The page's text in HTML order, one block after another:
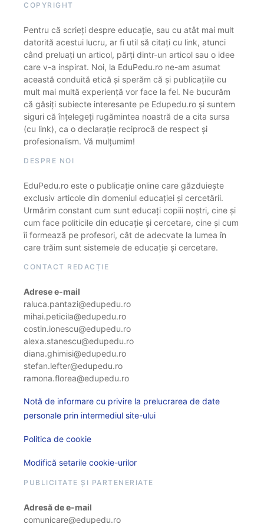
COPYRIGHT
Pentru că scrieți despre educație, sau cu atât mai mult
datorită acestui lucru, ar fi util să citați cu link, atunci
când preluați un articol, părți dintr-un articol sau o idee
care v-a inspirat. Noi, la EduPedu.ro ne-am asumat
această conduită etică și sperăm că și publicațiile cu
mult mai multă experiență vor face la fel. Ne bucurăm
că găsiți subiecte interesante pe Edupedu.ro și suntem
siguri că înțelegeți rugămintea noastră de a cita sursa
(cu link), ca o declarație reciprocă de respect și
profesionalism. Vă mulțumim!
DESPRE NOI
EduPedu.ro este o publicație online care găzduiește
exclusiv articole din domeniul educației și cercetării.
Urmărim constant cum sunt educați copiii noștri, cine și
cum face politicile din educație și cercetare, cine și cum
îi formează pe profesori, cât de adecvate la lumea în
care trăim sunt sistemele de educație și cercetare.
CONTACT REDACȚIE
Adrese e-mail
raluca.pantazi@edupedu.ro
mihai.peticila@edupedu.ro
costin.ionescu@edupedu.ro
alexa.stanescu@edupedu.ro
diana.ghimisi@edupedu.ro
stefan.lefter@edupedu.ro
ramona.florea@edupedu.ro
Notă de informare cu privire la prelucrarea de date
personale prin intermediul site-ului
Politica de cookie
Modifică setarile cookie-urilor
PUBLICITATE ȘI PARTENERIATE
Adresă de e-mail
comunicare@edupedu.ro